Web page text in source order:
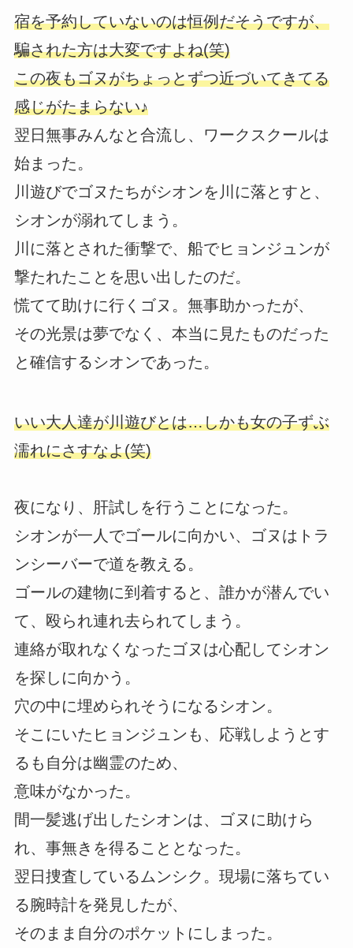
宿を予約していないのは恒例だそうですが、
騙された方は大変ですよね(笑)
この夜もゴヌがちょっとずつ近づいてきてる
感じがたまらない♪
翌日無事みんなと合流し、ワークスクールは
始まった。
川遊びでゴヌたちがシオンを川に落とすと、
シオンが溺れてしまう。
川に落とされた衝撃で、船でヒョンジュンが
撃たれたことを思い出したのだ。
慌てて助けに行くゴヌ。無事助かったが、
その光景は夢でなく、本当に見たものだった
と確信するシオンであった。
いい大人達が川遊びとは…しかも女の子ずぶ
濡れにさすなよ(笑)
夜になり、肝試しを行うことになった。
シオンが一人でゴールに向かい、ゴヌはトラ
ンシーバーで道を教える。
ゴールの建物に到着すると、誰かが潜んでい
て、殴られ連れ去られてしまう。
連絡が取れなくなったゴヌは心配してシオン
を探しに向かう。
穴の中に埋められそうになるシオン。
そこにいたヒョンジュンも、応戦しようとす
るも自分は幽霊のため、
意味がなかった。
間一髪逃げ出したシオンは、ゴヌに助けら
れ、事無きを得ることとなった。
翌日捜査しているムンシク。現場に落ちてい
る腕時計を発見したが、
そのまま自分のポケットにしまった。